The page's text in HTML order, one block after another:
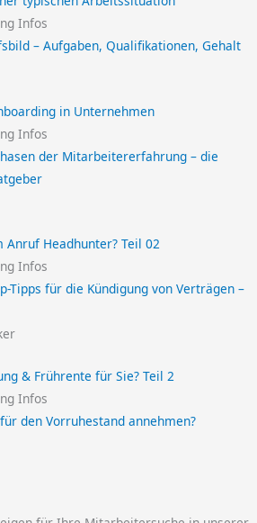
Infos
– Aufgaben, Qualifikationen, Gehalt
Infos
der Mitarbeitererfahrung – die
Infos
Tipps für die Kündigung von Verträgen –
Infos
den Vorruhestand annehmen?